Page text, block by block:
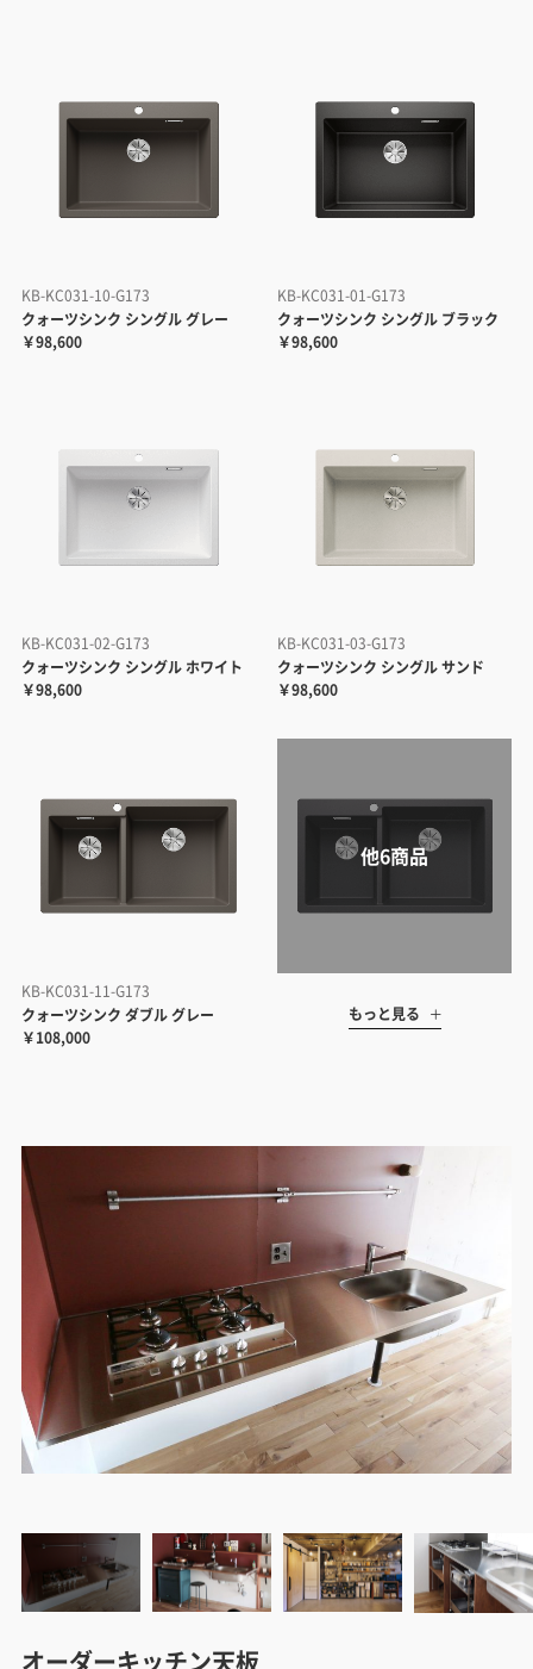
KB-KC031-10-G173
クォーツシンク シングル グレー
￥98,600
KB-KC031-01-G173
クォーツシンク シングル ブラック
￥98,600
KB-KC031-02-G173
クォーツシンク シングル ホワイト
￥98,600
KB-KC031-03-G173
クォーツシンク シングル サンド
￥98,600
KB-KC031-11-G173
クォーツシンク ダブル グレー
￥108,000
もっと見る
オーダーキッチン天板